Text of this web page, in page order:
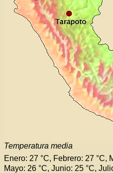
Temperatura media
Enero: 27 °C, Febrero: 27 °C,
Mayo: 26 °C, Junio: 25 °C,